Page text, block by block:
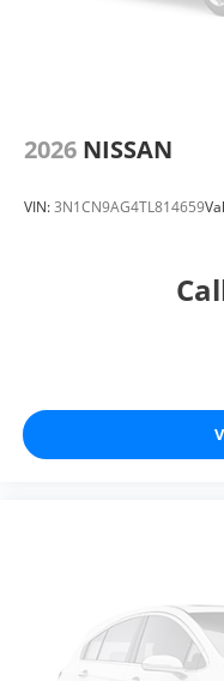
2026 NISSAN
VIN:3N1CN9AG4TL814659